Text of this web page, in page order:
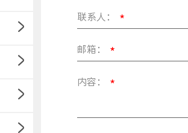
联系人： *
邮箱： *
内容： *